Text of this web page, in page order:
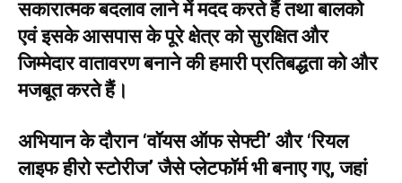
सकारात्मक बदलाव लाने में मदद करते हैं तथा बालको
एवं इसके आसपास के पूरे क्षेत्र को सुरक्षित और
जिम्मेदार वातावरण बनाने की हमारी प्रतिबद्धता को और
मजबूत करते हैं।
अभियान के दौरान ‘वॉयस ऑफ सेफ्टी’ और ‘रियल
लाइफ हीरो स्टोरीज’ जैसे प्लेटफॉर्म भी बनाए गए, जहां